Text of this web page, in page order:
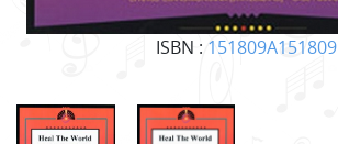
ISBN : 151809A151809